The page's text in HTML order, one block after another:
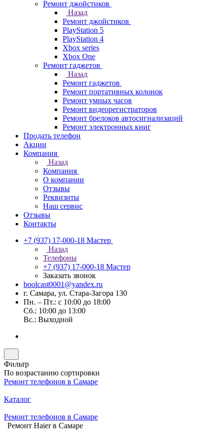
Ремонт джойстиков
Назад
Ремонт джойстиков
PlayStation 5
PlayStation 4
Xbox series
Xbox One
Ремонт гаджетов
Назад
Ремонт гаджетов
Ремонт портативных колонок
Ремонт умных часов
Ремонт видеорегистраторов
Ремонт брелоков автосигнализаций
Ремонт электронных книг
Продать телефон
Акции
Компания
Назад
Компания
О компании
Отзывы
Реквизиты
Наш сервис
Отзывы
Контакты
+7 (937) 17-000-18 Мастер
Назад
Телефоны
+7 (937) 17-000-18 Мастер
Заказать звонок
boolcast0001@yandex.ru
г. Самара, ул. Стара-Загора 130
Пн. – Пт.: с 10:00 до 18:00
Сб.: 10:00 до 13:00
Вс.: Выходной
Фильтр
По возрастанию сортировки
Ремонт телефонов в Самаре
Каталог
Ремонт телефонов в Самаре
Ремонт Haier в Самаре